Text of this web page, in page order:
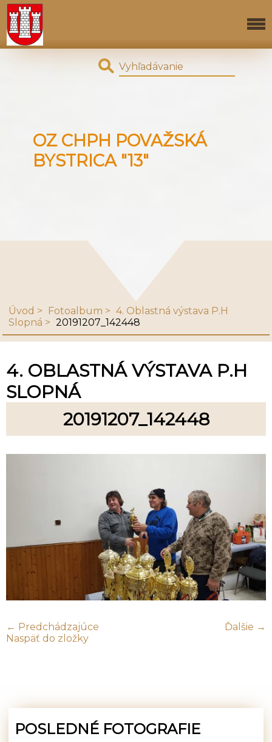
OZ CHPH POVAŽSKÁ
BYSTRICA "13"
Úvod Fotoalbum
4. Oblastná výstava P.H
Slopná
20191207_142448
4. OBLASTNÁ VÝSTAVA P.H
SLOPNÁ
20191207_142448
← Predchádzajúce
Ďalšie →
Naspäť do zložky
POSLEDNÉ FOTOGRAFIE